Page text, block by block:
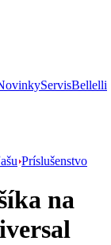
ServisBellelli
Príslušenstvo
na